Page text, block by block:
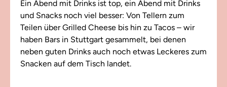
Ein Abend mit Drinks ist top, ein Abend mit Drinks
und Snacks noch viel besser: Von Tellern zum
Teilen über Grilled Cheese bis hin zu Tacos – wir
haben Bars in Stuttgart gesammelt, bei denen
neben guten Drinks auch noch etwas Leckeres zum
Snacken auf dem Tisch landet.